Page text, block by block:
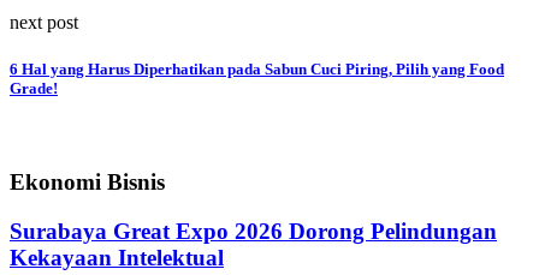
next post
6 Hal yang Harus Diperhatikan pada Sabun Cuci Piring, Pilih yang Food
Grade!
Ekonomi Bisnis
Surabaya Great Expo 2026 Dorong Pelindungan
Kekayaan Intelektual